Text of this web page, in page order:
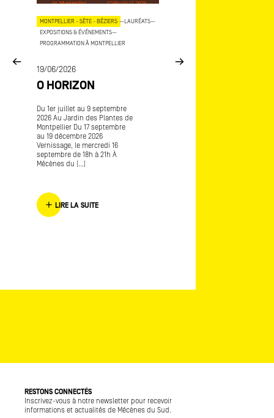
MONTPELLIER - SÈTE - BÉZIERS —LAURÉATS—
EXPOSITIONS & ÉVÉNEMENTS—
PROGRAMMATION À MONTPELLIER
19/06/2026
O HORIZON
Du 1er juillet au 9 septembre
2026 Au Jardin des Plantes de
Montpellier Du 17 septembre
au 19 décembre 2026
Vernissage, le mercredi 16
septembre de 18h à 21h À
Mécènes du [...]
LIRE LA SUITE
RESTONS CONNECTÉS
Inscrivez-vous à notre newsletter pour recevoir
informations et actualités de Mécènes du Sud.